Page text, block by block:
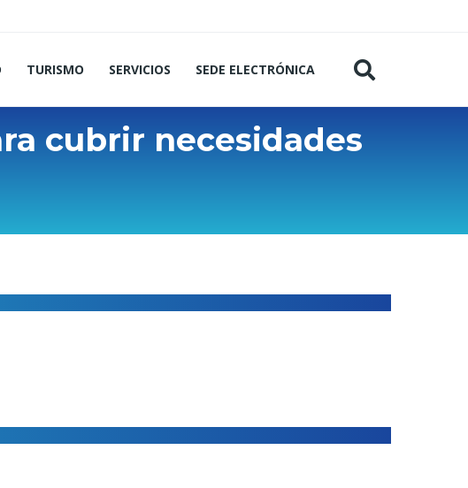
TURISMO SERVICIOS SEDE ELECTRÓNICA
cubrir necesidades